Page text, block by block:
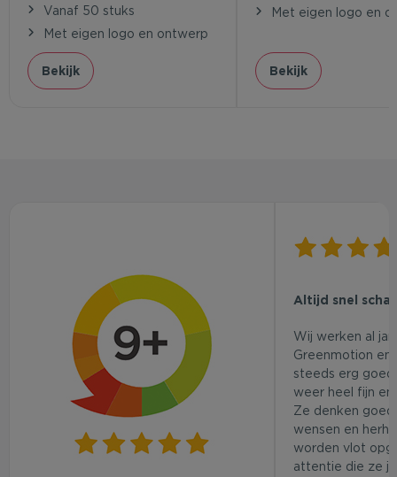
Vanaf 50 stuks
Met eigen logo en ontwerp
Bekijk
Met eigen logo en
Bekijk
Altijd snel
Wij werken al
Greenmotion en
steeds erg
weer heel fijn en
Ze denken
wensen en
worden vlot
attentie die ze